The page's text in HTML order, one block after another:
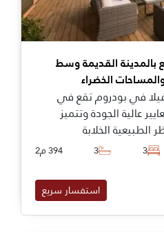
بالمدينة القديمة وسط
الخضراء
في بودروم تقع في
عالية الجودة وتتميز
الطبيعية الخلابة
الواسعة والبحر. الفيلا
للبيع في بودروم لما
عصرية ومساحات
3
3 394 م2
استفسار سريع